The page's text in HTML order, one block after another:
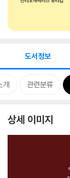
도서정보
개 관련분류
상세 이미지